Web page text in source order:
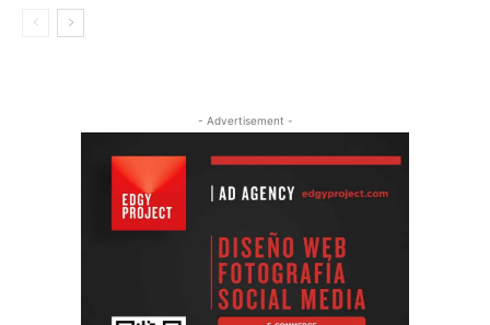
- Advertisement -